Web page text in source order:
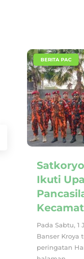
Ikuti
BERITA PAC
Pada Sabtu, 1
Banser Kroya
peringatan